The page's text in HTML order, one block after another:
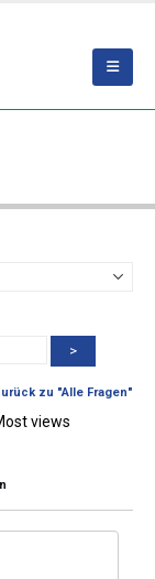
>
zu "Alle Fragen"
views